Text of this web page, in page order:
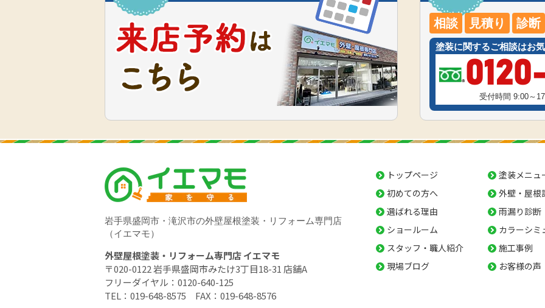
相談 見積り 診断
塗装に関するご相談はお
受付時間 9:00～
岩手県盛岡市・滝沢市の外壁屋根塗装・リフォーム専門店
（イエマモ）
外壁屋根塗装・リフォーム専門店 イエマモ
〒020-0122 岩手県盛岡市みたけ3丁目18-31 店舗A
フリーダイヤル： 0120-640-125
TEL： 019-648-8575 FAX：019-648-8576
トップページ
初めての方へ
選ばれる理由
ショールーム
スタッフ・職人紹介
現場ブログ
塗装メニュ
外壁・屋根
雨漏り診断
カラーシミ
施工事例
お客様の声